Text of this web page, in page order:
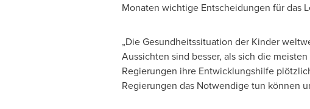
Monaten wichtige Entscheidungen für das
„Die Gesundheitssituation der Kinder
Aussichten sind besser, als sich die
Regierungen ihre Entwicklungshilfe
Regierungen das Notwendige tun können